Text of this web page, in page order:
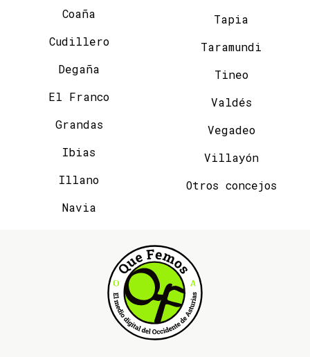
Coaña
Cudillero
Degaña
El Franco
Grandas
Ibias
Illano
Navia
Tapia
Taramundi
Tineo
Valdés
Vegadeo
Villayón
Otros concejos